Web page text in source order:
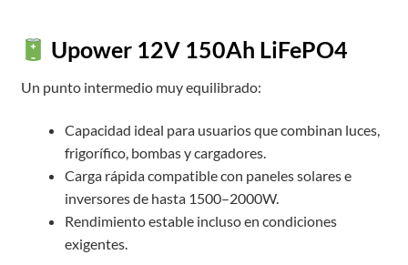
Upower 12V 150Ah LiFePO4
Un punto intermedio muy equilibrado:
Capacidad ideal para usuarios que combinan luces,
frigorífico, bombas y cargadores.
Carga rápida compatible con paneles solares e
inversores de hasta 1500–2000W.
Rendimiento estable incluso en condiciones
exigentes.